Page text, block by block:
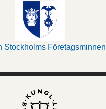
Stockholms Företagsminnen